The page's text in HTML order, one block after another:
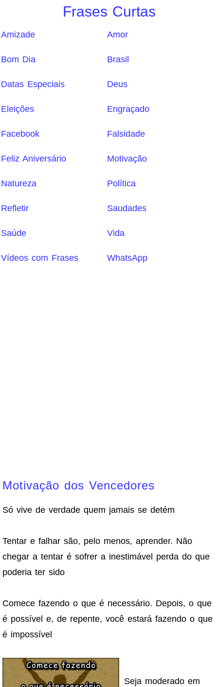
Frases Curtas
Amizade Amor
Bom Dia Brasil
Datas Especiais Deus
Eleições Engraçado
Facebook Falsidade
Feliz Aniversário Motivação
Natureza Política
Refletir Saudades
Saúde Vida
Vídeos com Frases WhatsApp
Motivação dos Vencedores
Só vive de verdade quem jamais se detém
Tentar e falhar são, pelo menos, aprender. Não
chegar a tentar é sofrer a inestimável perda do que
poderia ter sido
Comece fazendo o que é necessário. Depois, o que
é possível e, de repente, você estará fazendo o que
é impossível
Seja moderado em